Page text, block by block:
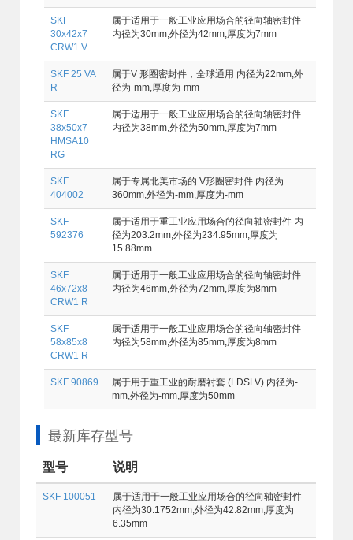
SKF
30x42x7
CRW1 V
属于适用于一般工业应用场合的径向轴密封件
内径为30mm,外径为42mm,厚度为7mm
SKF 25 VA
R
属于V 形圈密封件，全球通用 内径为22mm,外
径为-mm,厚度为-mm
SKF
38x50x7
HMSA10
RG
属于适用于一般工业应用场合的径向轴密封件
内径为38mm,外径为50mm,厚度为7mm
SKF
404002
属于专属北美市场的 V形圈密封件 内径为
360mm,外径为-mm,厚度为-mm
SKF
592376
属于适用于重工业应用场合的径向轴密封件 内
径为203.2mm,外径为234.95mm,厚度为
15.88mm
SKF
46x72x8
CRW1 R
属于适用于一般工业应用场合的径向轴密封件
内径为46mm,外径为72mm,厚度为8mm
SKF
58x85x8
CRW1 R
属于适用于一般工业应用场合的径向轴密封件
内径为58mm,外径为85mm,厚度为8mm
SKF 90869
属于用于重工业的耐磨衬套 (LDSLV) 内径为-
mm,外径为-mm,厚度为50mm
最新库存型号
型号 说明
SKF 100051
属于适用于一般工业应用场合的径向轴密封件
内径为30.1752mm,外径为42.82mm,厚度为
6.35mm